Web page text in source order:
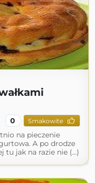
0 Smakowite
na pieczenie
A po drodze
tu jak na razie nie (...)